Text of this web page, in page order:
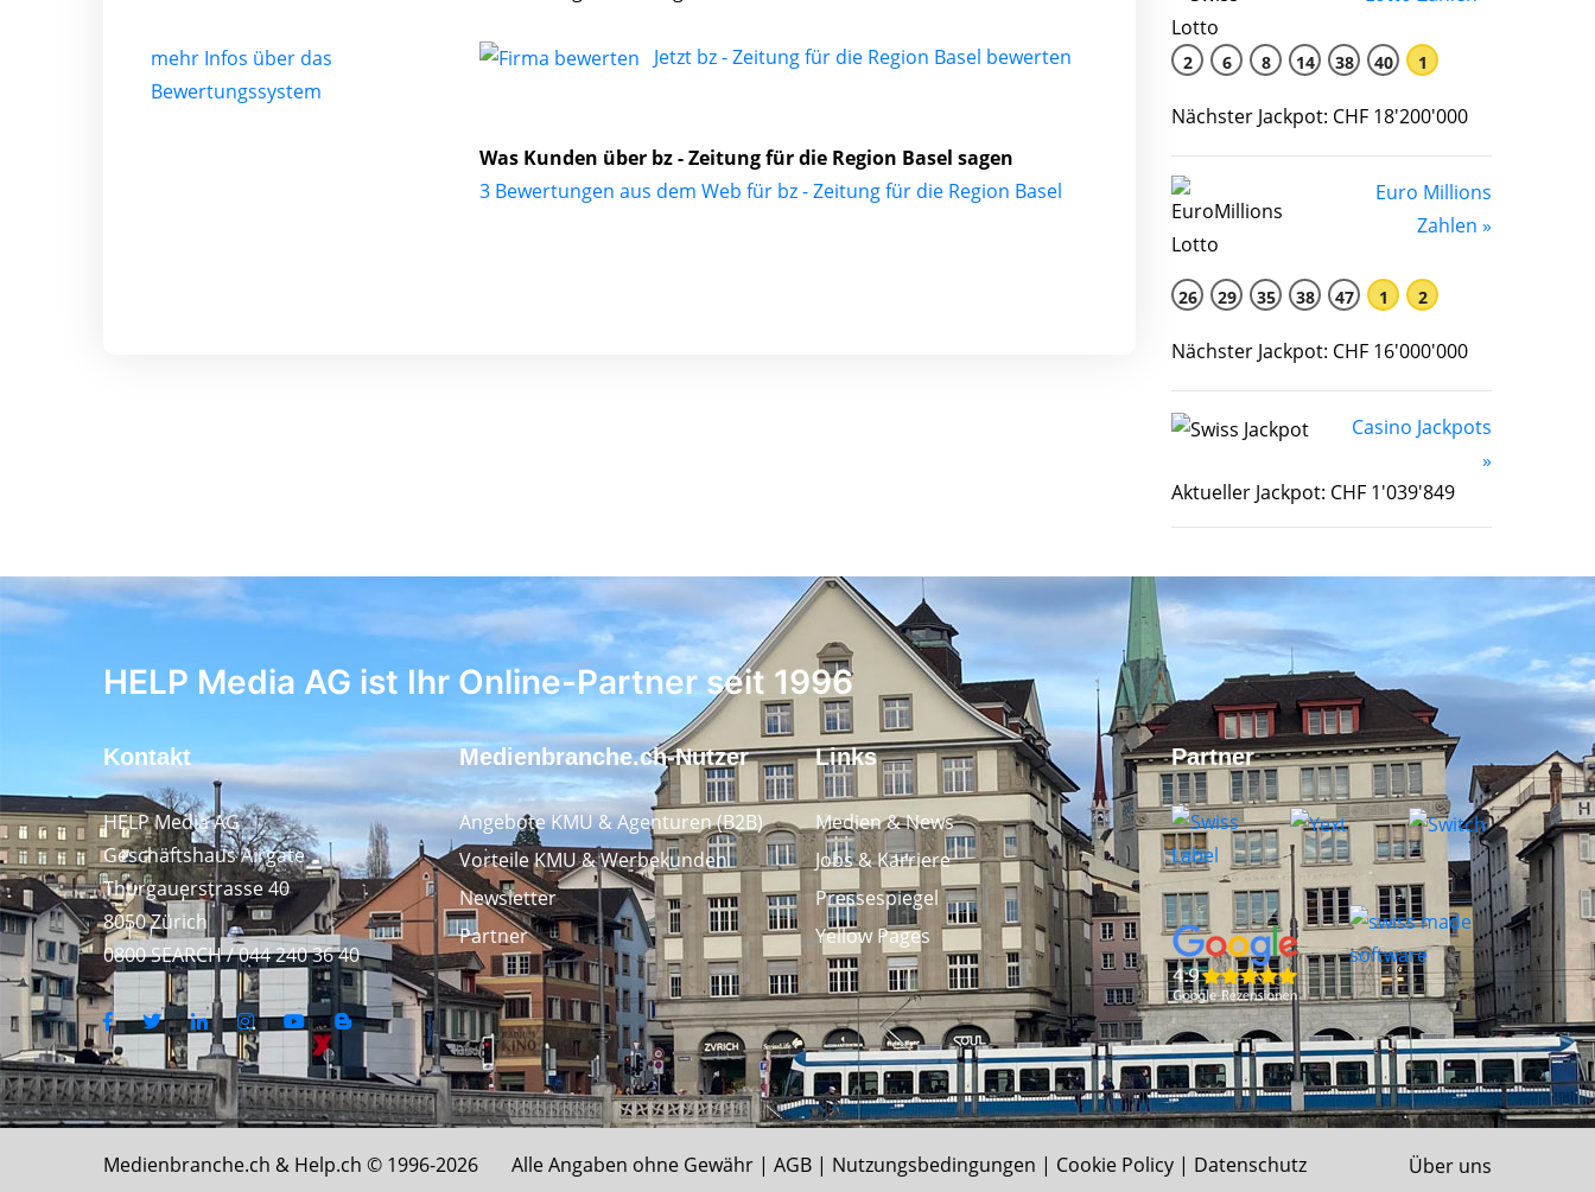
mehr Infos über das
Bewertungssystem
Jetzt bz - Zeitung für die Region Basel bewerten
Was Kunden über bz - Zeitung für die Region Basel sagen
3 Bewertungen aus dem Web für bz - Zeitung für die Region Basel
2 6 8 14 38 40 1
Nächster Jackpot: CHF 18'200'000
Euro Millions
Zahlen »
26 29 35 38 47 1 2
Nächster Jackpot: CHF 16'000'000
Casino Jackpots
»
Aktueller Jackpot: CHF 1'039'849
HELP Media AG ist Ihr Online-Partner seit 1996
Kontakt
HELP Media AG
Geschäftshaus Airgate
Thurgauerstrasse 40
8050 Zürich
0800 SEARCH / 044 240 36 40
Medienbranche.ch-Nutzer
Angebote KMU & Agenturen (B2B)
Vorteile KMU & Werbekunden
Newsletter
Partner
Links
Medien & News
Jobs & Karriere
Pressespiegel
Yellow Pages
Partner
Medienbranche.ch & Help.ch © 1996-2026 Alle Angaben ohne Gewähr | AGB | Nutzungsbedingungen | Cookie Policy | Datenschutz Über uns